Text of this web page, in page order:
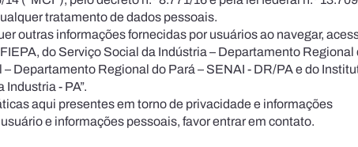
tratamento de dados pessoais.
outras infor­mações fornecidas por usuários ao navegar,
do Serviço Social da Indústria – Departamento Regional
Departamento Regional do Pará – SENAI - DR/PA e do
- PA”.
aqui presentes em torno de privacidade e informações
e informações pessoais, favor entrar em contato.